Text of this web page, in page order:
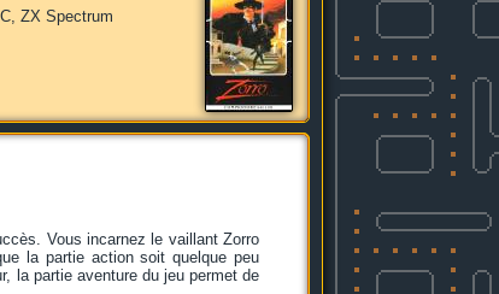
ZX Spectrum
Vous incarnez le vaillant Zorro
la partie action soit quelque peu
la partie aventure du jeu permet de